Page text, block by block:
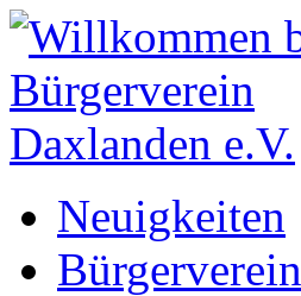
Neuigkeiten
Bürgerverein